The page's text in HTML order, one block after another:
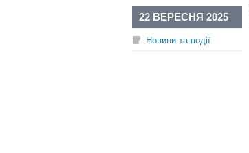
22 ВЕРЕСНЯ 2025
Новини та події